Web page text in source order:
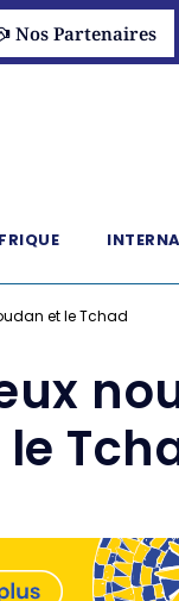
Nos Partenaires
et le Tchad